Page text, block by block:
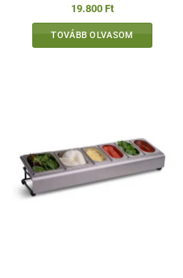
19.800 Ft
TOVÁBB OLVASOM